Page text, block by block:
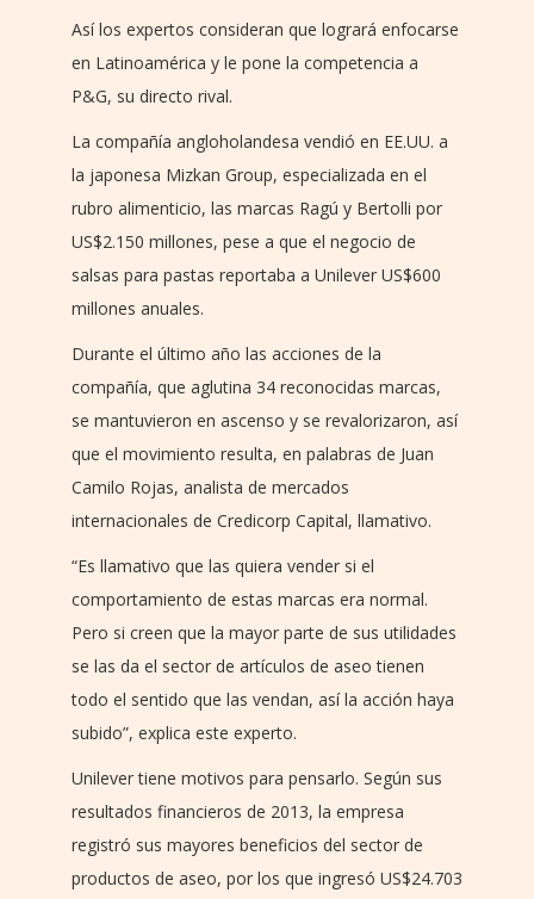
Así los expertos consideran que logrará enfocarse
en Latinoamérica y le pone la competencia a
P&G, su directo rival.
La compañía angloholandesa vendió en EE.UU. a
la japonesa Mizkan Group, especializada en el
rubro alimenticio, las marcas Ragú y Bertolli por
US$2.150 millones, pese a que el negocio de
salsas para pastas reportaba a Unilever US$600
millones anuales.
Durante el último año las acciones de la
compañía, que aglutina 34 reconocidas marcas,
se mantuvieron en ascenso y se revalorizaron, así
que el movimiento resulta, en palabras de Juan
Camilo Rojas, analista de mercados
internacionales de Credicorp Capital, llamativo.
“Es llamativo que las quiera vender si el
comportamiento de estas marcas era normal.
Pero si creen que la mayor parte de sus utilidades
se las da el sector de artículos de aseo tienen
todo el sentido que las vendan, así la acción haya
subido”, explica este experto.
Unilever tiene motivos para pensarlo. Según sus
resultados financieros de 2013, la empresa
registró sus mayores beneficios del sector de
productos de aseo, por los que ingresó US$24.703